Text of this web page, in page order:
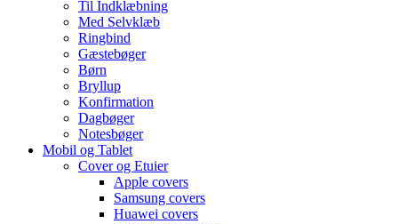
Til Indklæbning
Med Selvklæb
Ringbind
Gæstebøger
Børn
Bryllup
Konfirmation
Dagbøger
Notesbøger
Mobil og Tablet
Cover og Etuier
Apple covers
Samsung covers
Huawei covers